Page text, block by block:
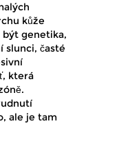
kůže
být genetika,
slunci, časté
která
ale je tam